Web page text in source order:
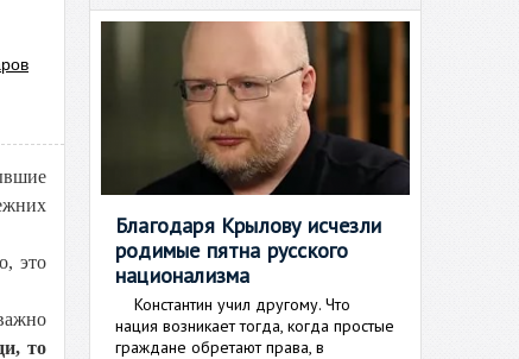
это
то
Благодаря Крылову исчезли
родимые пятна русского
национализма
Константин учил другому. Что
нация возникает тогда, когда простые
граждане обретают права, в